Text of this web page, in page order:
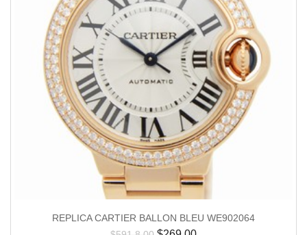
REPLICA CARTIER BALLON BLEU WE902064